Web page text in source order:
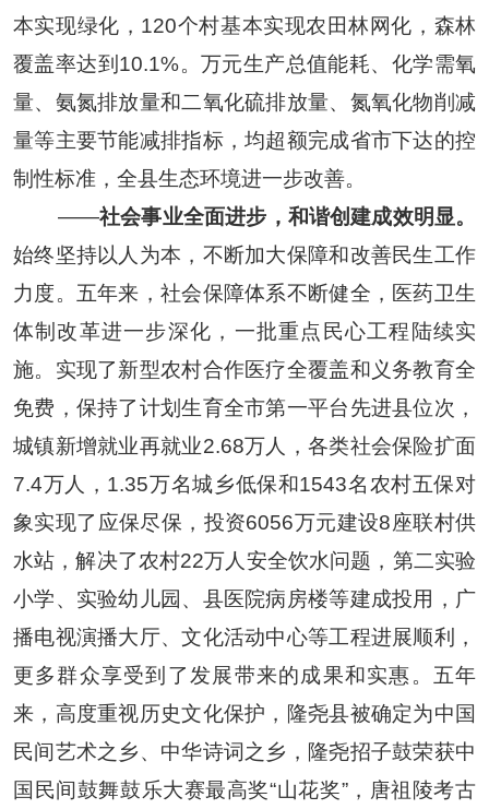
本实现绿化， 120个村基本实现农田林网化，森林
覆盖率达到 10.1%。万元生产总值能耗、化学需氧
量、氨氮排放量和二氧化硫排放量、氮氧化物削减
量等主要节能减排指标，均超额完成省市下达的控
制性标准，全县生态环境进一步改善。
——社会事业全面进步，和谐创建成效明显。
始终坚持以人为本，不断加大保障和改善民生工作
力度。五年来，社会保障体系不断健全，医药卫生
体制改革进一步深化，一批重点民心工程陆续实
施。实现了新型农村合作医疗全覆盖和义务教育全
免费，保持了计划生育全市第一平台先进县位次，
城镇新增就业再就业2.68万人，各类社会保险扩面
7.4万人， 1.35万名城乡低保和1543名农村五保对
象实现了应保尽保，投资6056万元建设8座联村供
水站，解决了农村22万人安全饮水问题，第二实验
小学、实验幼儿园、县医院病房楼等建成投用，广
播电视演播大厅、文化活动中心等工程进展顺利，
更多群众享受到了发展带来的成果和实惠。五年
来，高度重视历史文化保护，隆尧县被确定为中国
民间艺术之乡、中华诗词之乡，隆尧招子鼓荣获中
国民间鼓舞鼓乐大赛最高奖“山花奖”，唐祖陵考古